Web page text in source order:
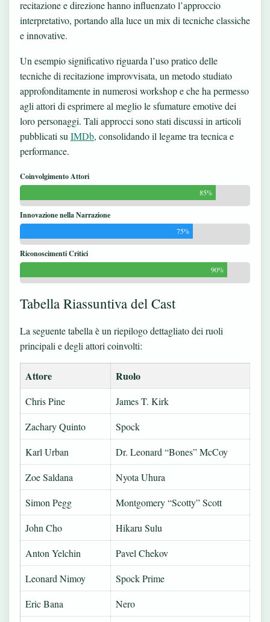
recitazione e direzione hanno influenzato l’approccio
interpretativo, portando alla luce un mix di tecniche classiche
e innovative.
Un esempio significativo riguarda l’uso pratico delle
tecniche di recitazione improvvisata, un metodo studiato
approfonditamente in numerosi workshop e che ha permesso
agli attori di esprimere al meglio le sfumature emotive dei
loro personaggi. Tali approcci sono stati discussi in articoli
pubblicati su IMDb, consolidando il legame tra tecnica e
performance.
Coinvolgimento Attori
85%
Innovazione nella Narrazione
75%
Riconoscimenti Critici
90%
Tabella Riassuntiva del Cast
La seguente tabella è un riepilogo dettagliato dei ruoli
principali e degli attori coinvolti:
Attore Ruolo
Chris Pine
James T. Kirk
Zachary Quinto
Spock
Karl Urban
Dr. Leonard “Bones” McCoy
Zoe Saldana
Nyota Uhura
Simon Pegg
Montgomery “Scotty” Scott
John Cho
Hikaru Sulu
Anton Yelchin
Pavel Chekov
Leonard Nimoy
Spock Prime
Eric Bana
Nero